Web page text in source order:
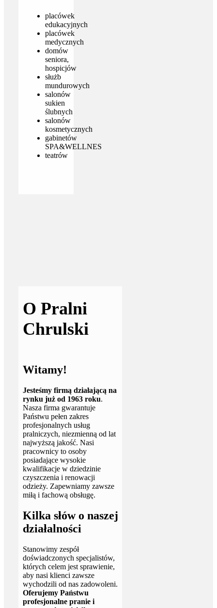
placówek
edukacyjnych
placówek
medycznych
domów
seniora,
hospicjów
służb
mundurowych
salonów
sukien
ślubnych
salonów
kosmetycznych
gabinetów
SPA&WELLNES
teatrów
O Pralni
Chrulski
Witamy!
Jesteśmy firmą działającą na
rynku już od 1963 roku.
Nasza firma gwarantuje
Państwu pełen zakres
profesjonalnych usług
pralniczych, niezmienną od lat
najwyższą jakość. Nasi
pracownicy to osoby
posiadające wysokie
kwalifikacje w dziedzinie
czyszczenia i renowacji
odzieży. Zapewniamy zawsze
miłą i fachową obsługę.
Kilka słów o naszej
działalności
Stanowimy zespół
doświadczonych specjalistów,
których celem jest sprawienie,
aby nasi klienci zawsze
wychodzili od nas zadowoleni.
Oferujemy Państwu
profesjonalne pranie i